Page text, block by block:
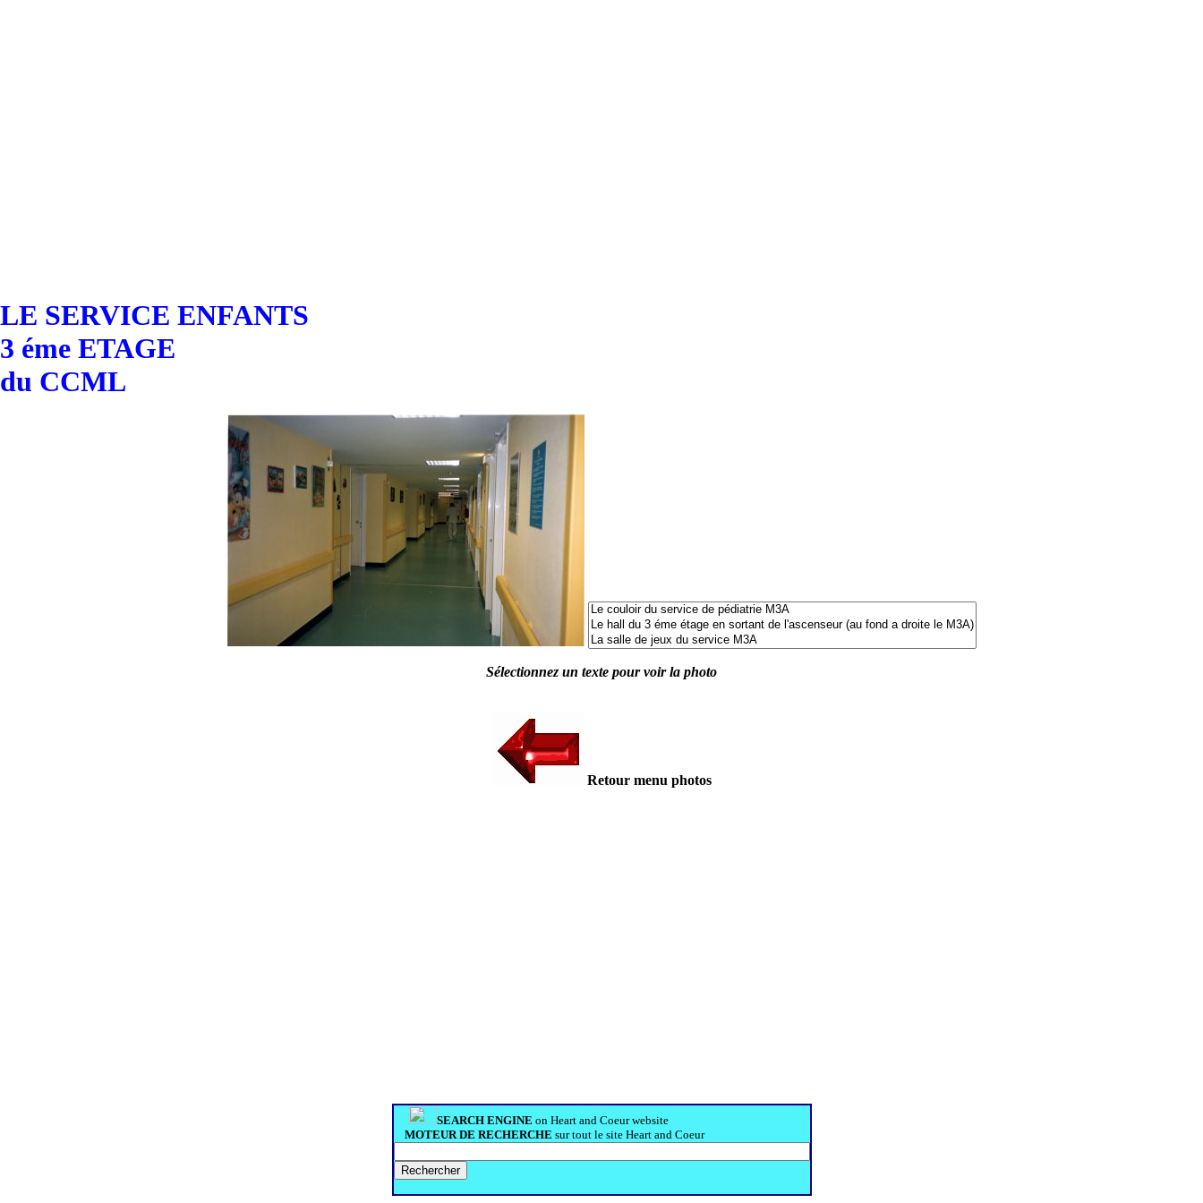
LE SERVICE ENFANTS
3 éme ETAGE
du CCML
Sélectionnez un texte pour voir la photo
Retour menu photos
SEARCH ENGINE on Heart and Coeur website
MOTEUR DE RECHERCHE sur tout le site Heart and Coeur